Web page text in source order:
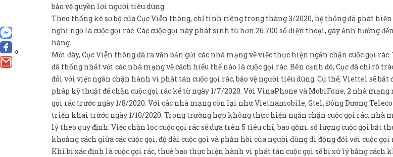
0
bảo vệ quyền lợi người tiêu dùng.
Theo thống kê sơ bộ của Cục Viễn thông, chỉ tính riêng trong tháng 3/2020, hệ thống đã phát
nghi ngờ là cuộc gọi rác. Các cuộc gọi này phát sinh từ hơn 26.700 số điện thoại, gây ảnh hưởng
hàng.
Mới đây, Cục Viễn thông đã ra văn bản gửi các nhà mạng về việc thực hiện ngăn chặn cuộc gọi rác.
đã thống nhất với các nhà mạng về cách hiểu thế nào là cuộc gọi rác. Bên cạnh đó, Cục đã chỉ rõ
đối với việc ngăn chặn hành vi phát tán cuộc gọi rác, bảo vệ người tiêu dùng. Cụ thể, Viettel sẽ
pháp kỹ thuật để chặn cuộc gọi rác kể từ ngày 1/7/2020. Với VinaPhone và MobiFone, 2 nhà mạng
gọi rác trước ngày 1/8/2020. Với các nhà mạng còn lại như Vietnamobile, Gtel, Đông Dương
triển khai trước ngày 1/10/2020. Trong trường hợp không thực hiện ngăn chặn cuộc gọi rác, nhà
lý theo quy định. Việc chặn lọc cuộc gọi rác sẽ dựa trên 5 tiêu chí, bao gồm: số lượng cuộc gọi bất
khoảng cách giữa các cuộc gọi, độ dài cuộc gọi và phản hồi của người dùng di động đối với cuộc
Khi bị xác định là cuộc gọi rác, thuê bao thực hiện hành vi phát tán cuộc gọi sẽ bị xử lý bằng cách